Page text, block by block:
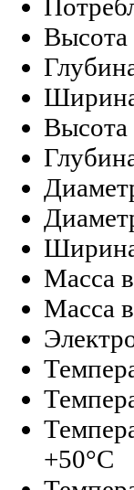
Высота
Высота
Ширина
Масса
Масса
+50°С